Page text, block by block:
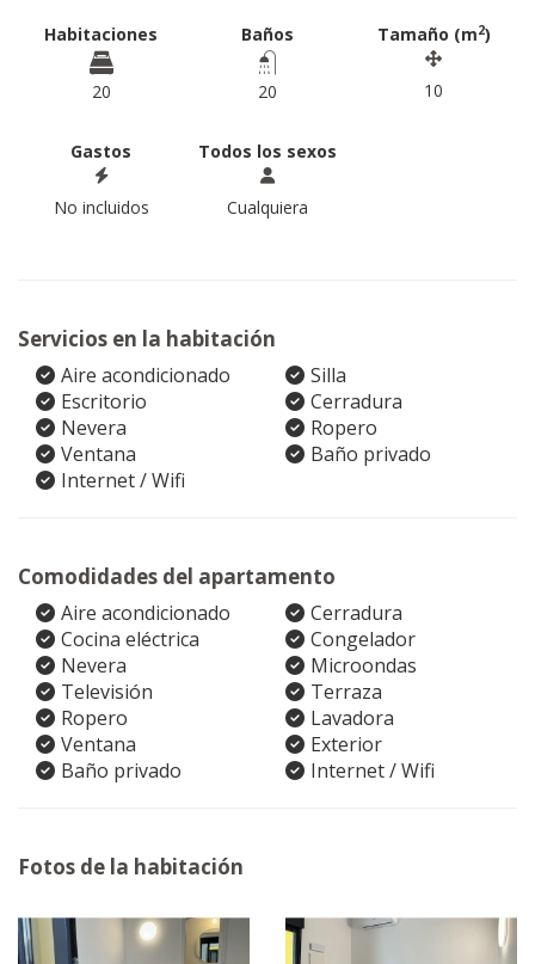
Habitaciones
20
Baños
20
Tamaño (m2)
10
Gastos
No incluidos
Todos los sexos
Cualquiera
Servicios en la habitación
Aire acondicionado
Silla
Escritorio
Cerradura
Nevera
Ropero
Ventana
Baño privado
Internet / Wifi
Comodidades del apartamento
Aire acondicionado
Cerradura
Cocina eléctrica
Congelador
Nevera
Microondas
Televisión
Terraza
Ropero
Lavadora
Ventana
Exterior
Baño privado
Internet / Wifi
Fotos de la habitación